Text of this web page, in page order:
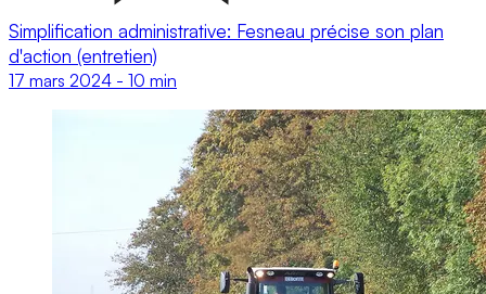
Simplification administrative: Fesneau précise son plan
d'action (entretien)
17 mars 2024 - 10 min